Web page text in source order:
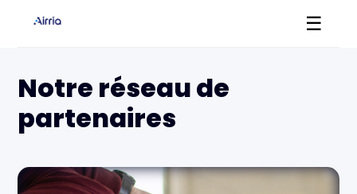
☰
Notre réseau de
partenaires